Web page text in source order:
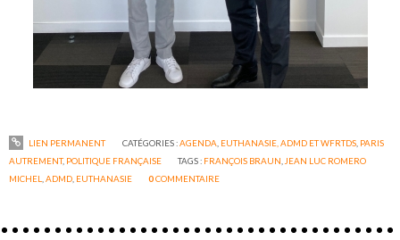
LIEN PERMANENT CATÉGORIES :AGENDA EUTHANASIE, ADMD ET WFRTDS, PARIS
AUTREMENT, POLITIQUE FRANÇAISE TAGS : FRANÇOIS BRAUN JEAN LUC ROMERO
MICHEL ,ADMD EUTHANASIE 0COMMENTAIRE